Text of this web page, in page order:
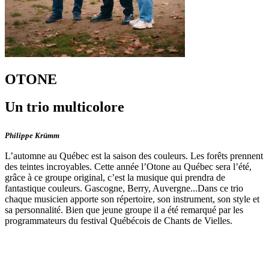
OTONE
Un trio multicolore
Philippe Krümm
L’automne au Québec est la saison des couleurs. Les forêts prennent
des teintes incroyables. Cette année l’Otone au Québec sera l’été,
grâce à ce groupe original, c’est la musique qui prendra de
fantastique couleurs. Gascogne, Berry, Auvergne...Dans ce trio
chaque musicien apporte son répertoire, son instrument, son style et
sa personnalité. Bien que jeune groupe il a été remarqué par les
programmateurs du festival Québécois de Chants de Vielles.